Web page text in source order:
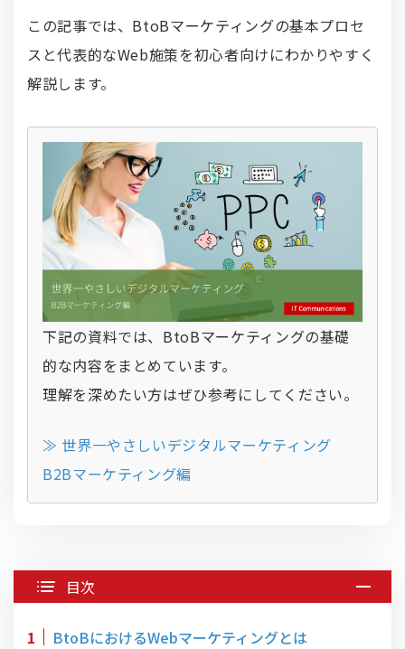
この記事では、BtoBマーケティングの基本プロセ
スと代表的なWeb施策を初心者向けにわかりやすく
解説します。
下記の資料では、BtoBマーケティングの基礎
的な内容をまとめています。
理解を深めたい方はぜひ参考にしてください。
≫ 世界一やさしいデジタルマーケティング
B2Bマーケティング編
目次
1 BtoBにおけるWebマーケティングとは